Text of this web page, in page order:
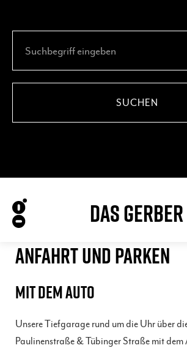
DAS GERBER
ANFAHRT UND PARKEN
MIT DEM AUTO
Unsere Tiefgarage rund um die Uhr über
Paulinenstraße & Tübinger Straße mit dem